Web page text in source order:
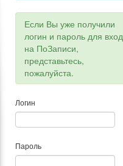
Если Вы уже получили
логин и пароль для
на ПоЗаписи,
представьтесь,
пожалуйста.
Логин
Пароль